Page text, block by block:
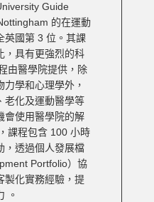
Guide
的在運動
英國第 3 位。其課
，具有更強烈的科
由醫學院提供，除
學和心理學外，
老化及運動醫學等
會使用醫學院的解
課程包含 100 小時
，透過個人發展檔
Portfolio）協
製化實務經驗，提
。